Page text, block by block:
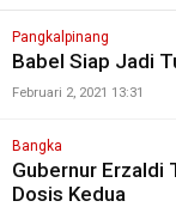
Pangkalpinang
Babel Siap Jadi
Februari 2, 2021 13:31
Bangka
Gubernur Erzaldi
Dosis Kedua